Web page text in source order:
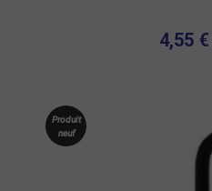
4,55 €
Produit
neuf